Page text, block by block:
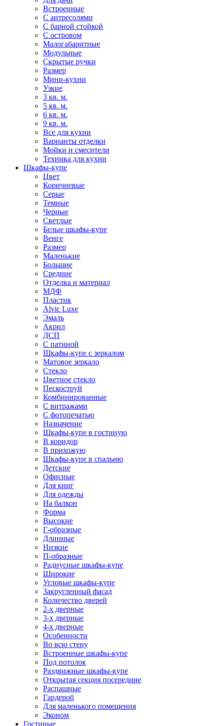
Встроенные
С антресолями
С барной стойкой
С островом
Малогабаритные
Модульные
Скрытые ручки
Размер
Мини-кухни
Узкие
3 кв. м.
5 кв. м.
6 кв. м.
9 кв. м.
Все для кухни
Варианты отделки
Мойки и смесители
Техника для кухни
Шкафы-купе
Цвет
Коричневые
Серые
Темные
Черные
Светлые
Белые шкафы-купе
Венге
Размер
Маленькие
Большие
Средние
Отделка и материал
МДФ
Пластик
Alvic Luxe
Эмаль
Акрил
ДСП
С патиной
Шкафы-купе с зеркалом
Матовое зеркало
Стекло
Цветное стекло
Пескоструй
Комбинированные
С витражами
С фотопечатью
Назначение
Шкафы-купе в гостиную
В коридор
В прихожую
Шкафы-купе в спальню
Детские
Офисные
Для книг
Для одежды
На балкон
Форма
Высокие
Г-образные
Длинные
Низкие
П-образные
Радиусные шкафы-купе
Широкие
Угловые шкафы-купе
Закругленный фасад
Количество дверей
2-х дверные
3-х дверные
4-х дверные
Особенности
Во всю стену
Встроенные шкафы-купе
Под потолок
Раздвижные шкафы-купе
Открытая секция посередине
Распашные
Гардероб
Для маленького помещения
Эконом
Гостиные